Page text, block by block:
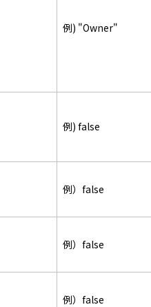
例) "Owner"
例) false
例）false
例）false
例）false